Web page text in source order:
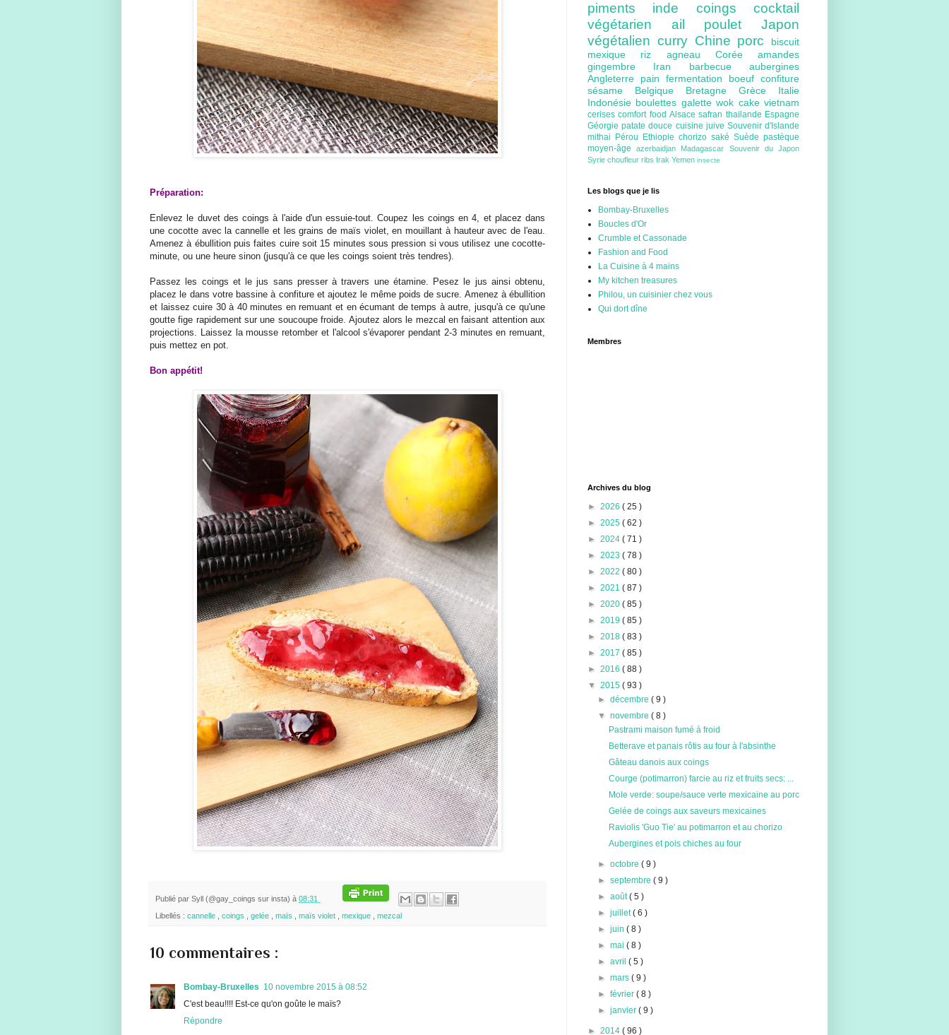
Préparation:
Enlevez le duvet des coings à l'aide d'un essuie-tout. Coupez les coings en 4, et placez dans
une cocotte avec la cannelle et les grains de maïs violet, en mouillant à hauteur avec de l'eau.
Amenez à ébullition puis faites cuire soit 15 minutes sous pression si vous utilisez une cocotte-
minute, ou une heure sinon (jusqu'à ce que les coings soient très tendres).
Passez les coings et le jus sans presser à travers une étamine. Pesez le jus ainsi obtenu,
placez le dans votre bassine à confiture et ajoutez le même poids de sucre. Amenez à ébullition
et laissez cuire 30 à 40 minutes en remuant et en écumant de temps à autre, jusqu'à ce qu'une
goutte fige rapidement sur une soucoupe froide. Ajoutez alors le mezcal en faisant attention aux
projections. Laissez la mousse retomber et l'alcool s'évaporer pendant 2-3 minutes en remuant,
puis mettez en pot.
Bon appétit!
Publié par Syll (@gay_coings sur insta) à 08:31
Libellés : cannelle , coings , gelée , maïs , maïs violet , mexique , mezcal
10 commentaires :
Bombay-Bruxelles 10 novembre 2015 à 08:52
C'est beau!!!! Est-ce qu'on goûte le maïs?
Répondre
piments inde coingscocktail
végétarien ail pouletJapon
végétalien curry Chine porc
biscuit
mexique riz agneau Corée amandes
gingembre Iran barbecueaubergines
Angleterre pain fermentation boeuf confiture
sésame Belgique Bretagne Grèce Italie
Indonésie boulettes galettewok cakevietnam
cerisescomfort foodAlsacesafran thailande Espagne
Géorgiepatate douce cuisine juive Souvenir d'Islande
mithai
Pérou Ethiopie chorizo saké Suède pastèque
moyen-âgeazerbaidjan Madagascar Souvenir du Japon
Syrie choufleur ribs Irak Yemen insecte
Les blogs que je lis
Bombay-Bruxelles
Boucles d'Or
Crumble et Cassonade
Fashion and Food
La Cuisine à 4 mains
My kitchen treasures
Philou, un cuisinier chez vous
Qui dort dîne
Membres
Archives du blog
► 2026 ( 25 )
► 2025 ( 62 )
► 2024 ( 71 )
► 2023 ( 78 )
► 2022 ( 80 )
► 2021 ( 87 )
► 2020 ( 85 )
► 2019 ( 85 )
► 2018 ( 83 )
► 2017 ( 85 )
► 2016 ( 88 )
▼ 2015 ( 93 )
►décembre( 9 )
▼novembre( 8 )
Pastrami maison fumé à froid
Betterave et panais rôtis au four à l'absinthe
Gâteau danois aux coings
Courge (potimarron) farcie au riz et fruits secs: ...
Mole verde: soupe/sauce verte mexicaine au porc
Gelée de coings aux saveurs mexicaines
Raviolis 'Guo Tie' au potimarron et au chorizo
Aubergines et pois chiches au four
►octobre( 9 )
►septembre( 9 )
►août( 5 )
►juillet( 6 )
►juin( 8 )
►mai( 8 )
►avril( 5 )
►mars( 9 )
►février( 8 )
►janvier( 9 )
► 2014 ( 96 )